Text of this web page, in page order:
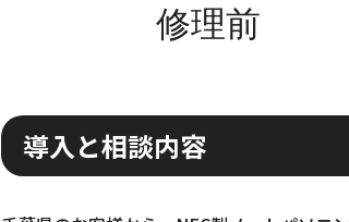
修理前
導入と相談内容